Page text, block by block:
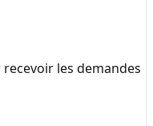
les demandes